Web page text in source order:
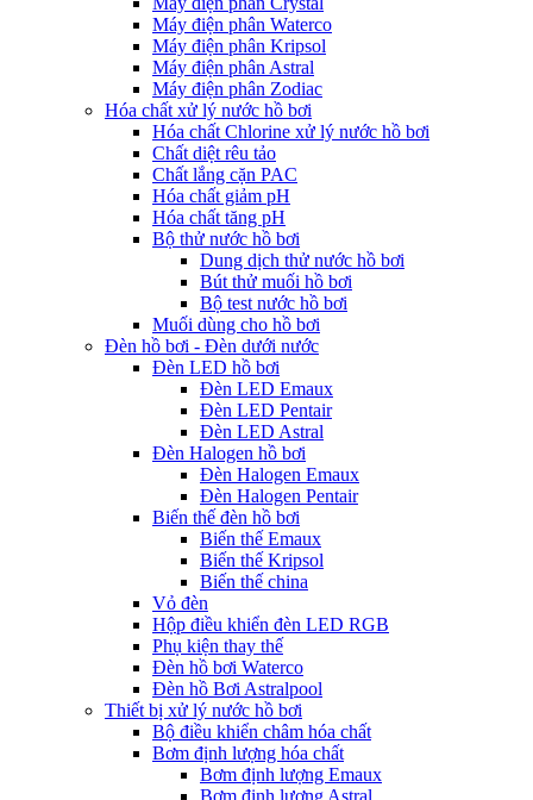
Máy điện phân Waterco
Máy điện phân Kripsol
Máy điện phân Astral
Máy điện phân Zodiac
Hóa chất xử lý nước hồ bơi
Hóa chất Chlorine xử lý nước hồ bơi
Chất diệt rêu tảo
Chất lắng cặn PAC
Hóa chất giảm pH
Hóa chất tăng pH
Bộ thử nước hồ bơi
Dung dịch thử nước hồ bơi
Bút thử muối hồ bơi
Bộ test nước hồ bơi
Muối dùng cho hồ bơi
Đèn hồ bơi - Đèn dưới nước
Đèn LED hồ bơi
Đèn LED Emaux
Đèn LED Pentair
Đèn LED Astral
Đèn Halogen hồ bơi
Đèn Halogen Emaux
Đèn Halogen Pentair
Biến thế đèn hồ bơi
Biến thế Emaux
Biến thế Kripsol
Biến thế china
Vỏ đèn
Hộp điều khiển đèn LED RGB
Phụ kiện thay thế
Đèn hồ bơi Waterco
Đèn hồ Bơi Astralpool
Thiết bị xử lý nước hồ bơi
Bộ điều khiển châm hóa chất
Bơm định lượng hóa chất
Bơm định lượng Emaux
Bơm định lượng Astral